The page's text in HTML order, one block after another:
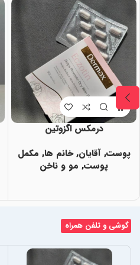
درمکس اگزوتین
پوست,آقایان,خانم ها, مکمل
پوست, مو و ناخن
گوشی و تلفن همراه